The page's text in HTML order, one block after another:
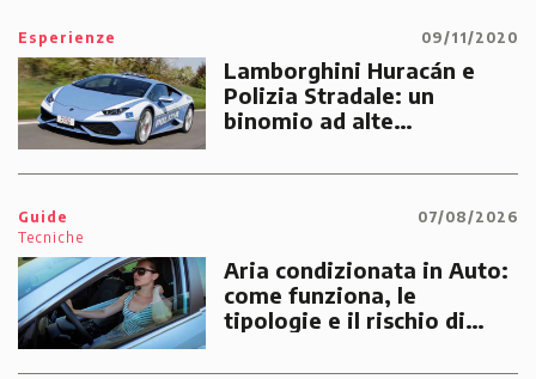
Esperienze 09/11/2020
Lamborghini Huracán e
Polizia Stradale: un
binomio ad alte
emergenze dei cittadini
Guide
Tecniche
07/08/2026
Aria condizionata in Auto:
come funziona, le
tipologie e il rischio di